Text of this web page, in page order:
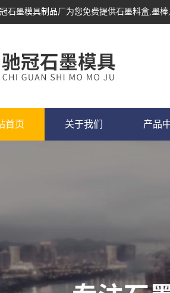
石墨模具制品厂为您免费提供石墨料盒,墨
首页 关于我们 产品